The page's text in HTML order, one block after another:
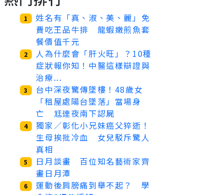
1
姓名有「真、淑、美、麗」免
費吃王品牛排 龍蝦嫩煎魚套
餐價值千元
2
人為什麼會「肝火旺」？10種
症狀報你知！中醫這樣辯證與
治療...
3
台中深夜驚傳墜樓！48歲女
「租屋處陽台墜落」當場身
亡 尪連夜南下認屍
4
獨家／彰化小兄妹癌父猝逝！
生母挨批冷血 女兒駁斥驚人
真相
5
日月談畫 百位知名藝術家齊
畫日月潭
6
運動後肩膀痛到舉不起？ 學